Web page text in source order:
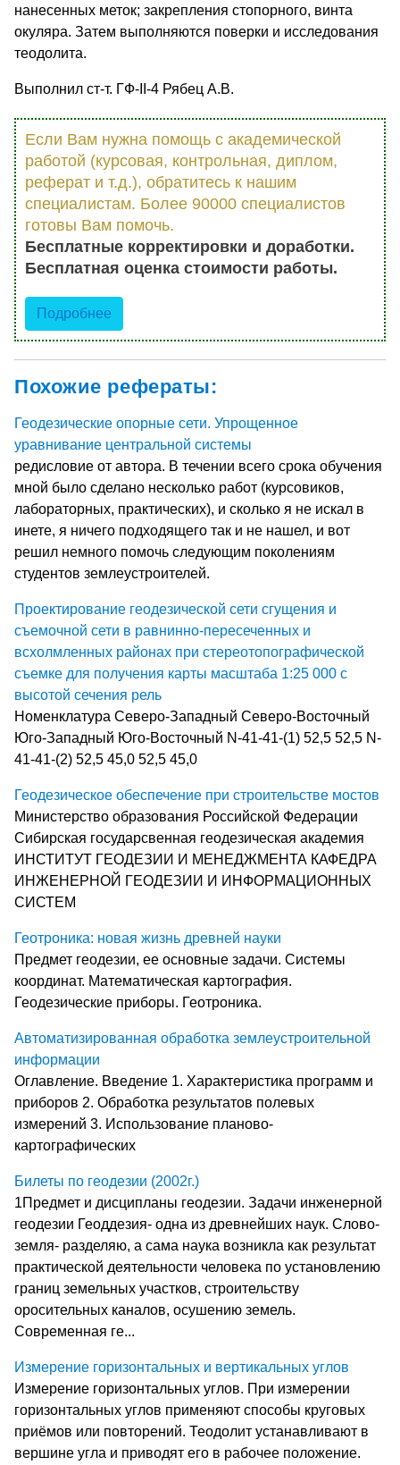
нанесенных меток; закрепления стопорного, винта
окуляра. Затем выполняются поверки и исследования
теодолита.
Выполнил ст-т. ГФ-II-4 Рябец А.В.
Если Вам нужна помощь с академической
работой (курсовая, контрольная, диплом,
реферат и т.д.), обратитесь к нашим
специалистам. Более 90000 специалистов
готовы Вам помочь.
Бесплатные корректировки и доработки.
Бесплатная оценка стоимости работы.
Подробнее
Похожие рефераты:
Геодезические опорные сети. Упрощенное
уравнивание центральной системы
редисловие от автора. В течении всего срока обучения
мной было сделано несколько работ (курсовиков,
лабораторных, практических), и сколько я не искал в
инете, я ничего подходящего так и не нашел, и вот
решил немного помочь следующим поколениям
студентов землеустроителей.
Проектирование геодезической сети сгущения и
съемочной сети в равнинно-пересеченных и
всхолмленных районах при стереотопографической
съемке для получения карты масштаба 1:25 000 с
высотой сечения рель
Номенклатура Северо-Западный Северо-Восточный
Юго-Западный Юго-Восточный N-41-41-(1) 52,5 52,5 N-
41-41-(2) 52,5 45,0 52,5 45,0
Геодезическое обеспечение при строительстве мостов
Министерство образования Российской Федерации
Сибирская государсвенная геодезическая академия
ИНСТИТУТ ГЕОДЕЗИИ И МЕНЕДЖМЕНТА КАФЕДРА
ИНЖЕНЕРНОЙ ГЕОДЕЗИИ И ИНФОРМАЦИОННЫХ
СИСТЕМ
Геотроника: новая жизнь древней науки
Предмет геодезии, ее основные задачи. Системы
координат. Математическая картография.
Геодезические приборы. Геотроника.
Автоматизированная обработка землеустроительной
информации
Оглавление. Введение 1. Характеристика программ и
приборов 2. Обработка результатов полевых
измерений 3. Использование планово-
картографических
Билеты по геодезии (2002г.)
1Предмет и дисципланы геодезии. Задачи инженерной
геодезии Геоддезия- одна из древнейших наук. Слово-
земля- разделяю, а сама наука возникла как результат
практической деятельности человека по установлению
границ земельных участков, строительству
оросительных каналов, осушению земель.
Современная ге...
Измерение горизонтальных и вертикальных углов
Измерение горизонтальных углов. При измерении
горизонтальных углов применяют способы круговых
приёмов или повторений. Теодолит устанавливают в
вершине угла и приводят его в рабочее положение.